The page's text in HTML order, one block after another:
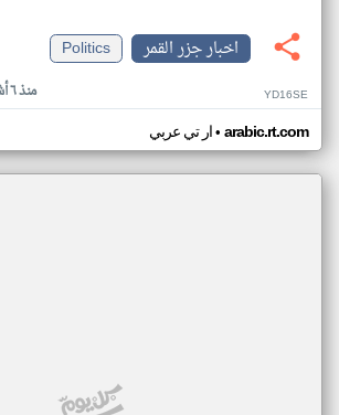
اخبار جزر القمر
Politics
منذ ٦ أشهر YD16SE
ار تي عربي• arabic.rt.com